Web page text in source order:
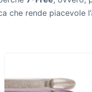
che rende piacevole